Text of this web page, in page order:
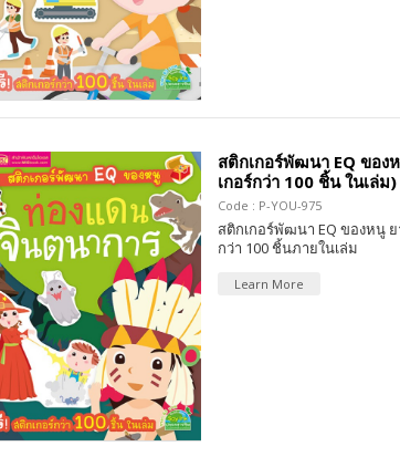
สติกเกอร์พัฒนา EQ ขอ
เกอร์กว่า 100 ชิ้น ในเล่ม)
Code : P-YOU-975
สติกเกอร์พัฒนา EQ ของหนู
กว่า 100 ชิ้นภายในเล่ม
Learn More